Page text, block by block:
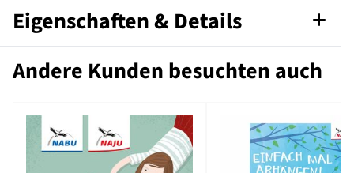
Eigenschaften & Details
Artikelnummer
551810115
Marke
NAJU
Andere Kunden besuchten auch